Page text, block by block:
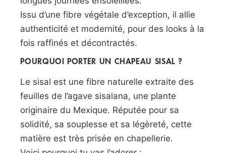
Issu d’une fibre végétale d’exception, il allie
authenticité et modernité, pour des looks à la
fois raffinés et décontractés.
POURQUOI PORTER UN CHAPEAU SISAL ?
Le sisal est une fibre naturelle extraite des
feuilles de l’agave sisalana, une plante
originaire du Mexique. Réputée pour sa
solidité, sa souplesse et sa légèreté, cette
matière est très prisée en chapellerie.